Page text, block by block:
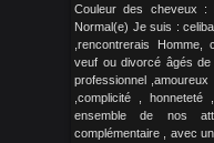
Couleur des cheveux
Normal(e) Je suis :
,rencontrerais Homme,
veuf ou divorcé âgés de
professionnel
,complicité , honneteté
ensemble de nos
complémentaire , avec